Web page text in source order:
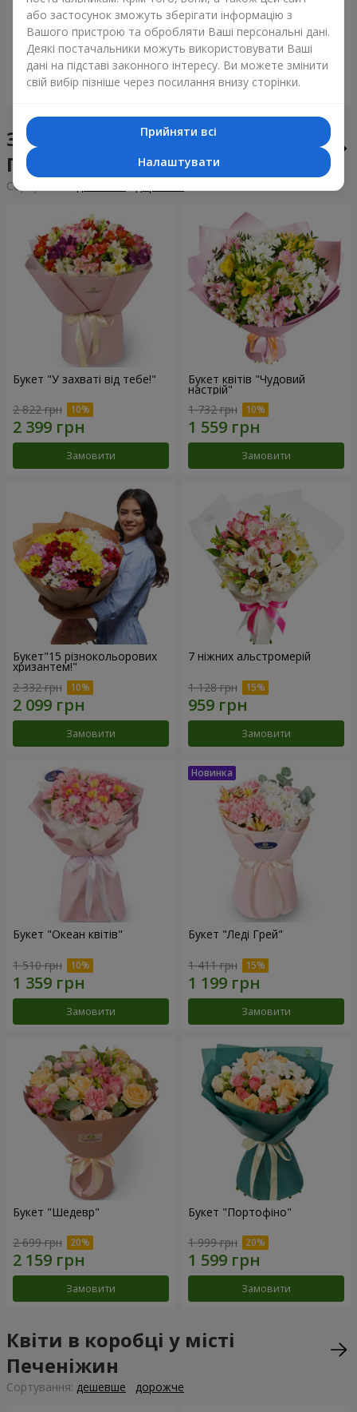
Букет "Tarnis"
6 091 грн
Замовити
Монобукет з 9 білих троянд
1 443 грн
Замовити
Збірні букети у місті
Печеніжин
Сортування:
Букет "У захваті від тебе!"
2 822 грн
Замовити
Букет квітів "Чудовий
настрій"
1 732 грн
Замовити
Букет"15 різнокольорових
хризантем!"
2 332 грн
Замовити
7 ніжних альстромерій
1 128 грн
Замовити
Букет "Океан квітів"
1 510 грн
Замовити
Букет "Леді Грей"
1 411 грн
Замовити
Букет "Шедевр"
2 699 грн
Замовити
Букет "Портофіно"
1 999 грн
Замовити
Квіти в коробці у місті
Печеніжин
Сортування: дешевше дорожче
або застосунок зможуть зберігати інформацію з
Вашого пристрою та обробляти Ваші персональні дані.
Деякі постачальники можуть використовувати Ваші
дані на підставі законного інтересу. Ви можете змінити
свій вибір пізніше через посилання внизу сторінки.
Прийняти всі
Налаштувати